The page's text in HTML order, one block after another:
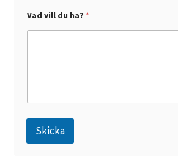
*
Vad vill du ha? *
Skicka